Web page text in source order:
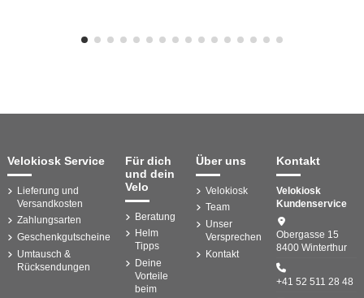
Velokiosk Service
Lieferung und
Versandkosten
Zahlungsarten
Geschenkgutscheine
Umtausch &
Rücksendungen
Für dich
und dein
Velo
Beratung
Helm
Tipps
Deine
Vorteile
beim
Über uns
Velokiosk
Team
Unser
Versprechen
Kontakt
Kontakt
Velokiosk
Kundenservice
Obergasse 15
8400 Winterthur
+41 52 511 28 48